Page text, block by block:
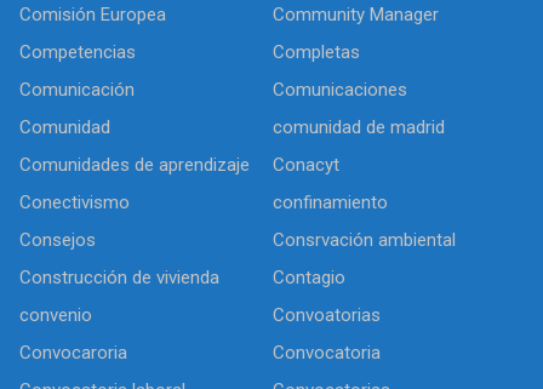
Comisión Europea
Community Manager
Competencias
Completas
Comunicación
Comunicaciones
Comunidad
comunidad de madrid
Comunidades de aprendizaje
Conacyt
Conectivismo
confinamiento
Consejos
Consrvación ambiental
Construcción de vivienda
Contagio
convenio
Convoatorias
Convocaroria
Convocatoria